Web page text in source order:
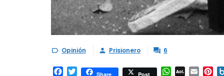
 Opinión  Prisionero  6
Facebook
TwitterShare Post WhatsApp
AOL Email